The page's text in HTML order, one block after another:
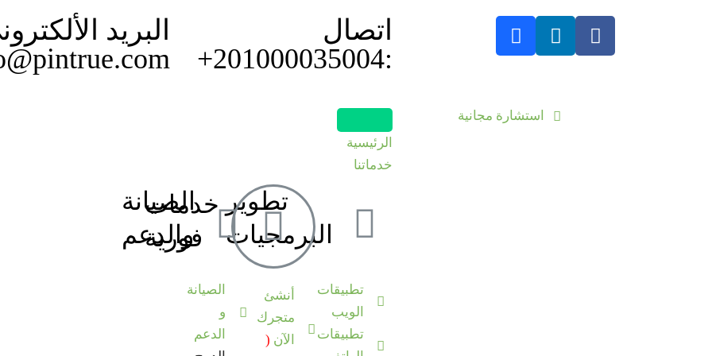
اتصال
:201000035004+
البريد
استشارة مجانية
الرئيسية
خدماتنا
تطوير
البرمجيات
تطبيقات
الويب
تطبيقات
خدمات
فورية
أنشئ
متجرك
الآن (
الصيانة
والدعم
الصيانة
و
الدعم